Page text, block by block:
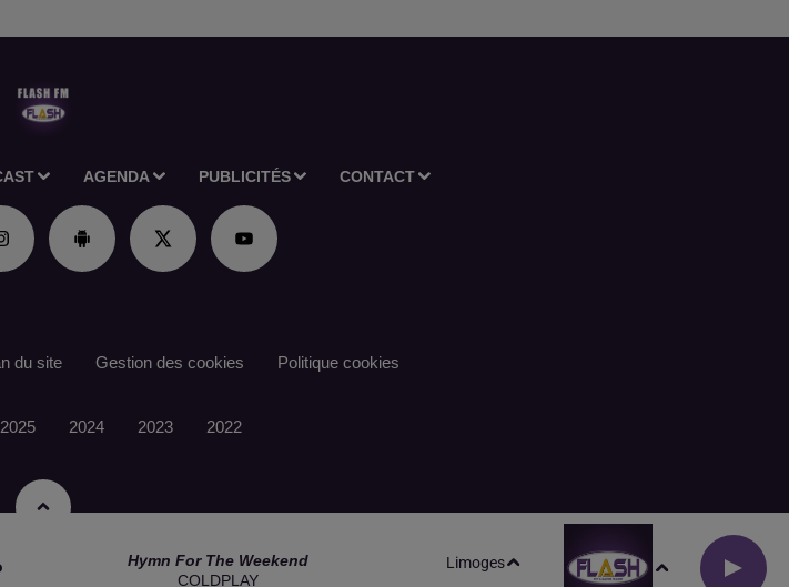
AGENDA PUBLICITÉS CONTACT
Hymn For The Weekend
COLDPLAY
Limoges
du site Gestion des cookies Politique cookies
2025 2024 2023 2022